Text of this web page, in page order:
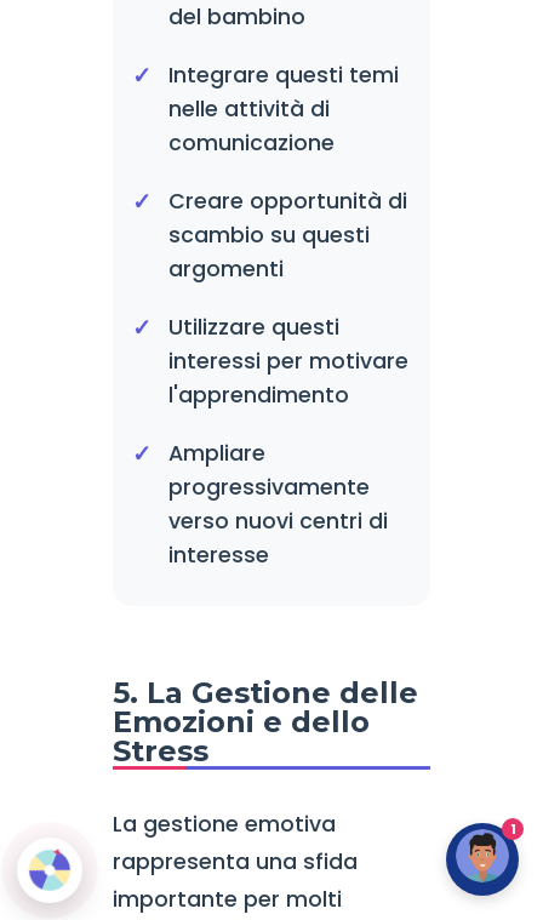
del bambino
Integrare questi temi
nelle attività di
comunicazione
Creare opportunità di
scambio su questi
argomenti
Utilizzare questi
interessi per motivare
l'apprendimento
Ampliare
progressivamente
verso nuovi centri di
interesse
5. La Gestione delle
Emozioni e dello
Stress
La gestione emotiva
rappresenta una sfida
importante per molti
1